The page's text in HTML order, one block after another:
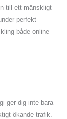
till ett mänskligt
perfekt
både online
ger dig inte bara
ökande trafik.